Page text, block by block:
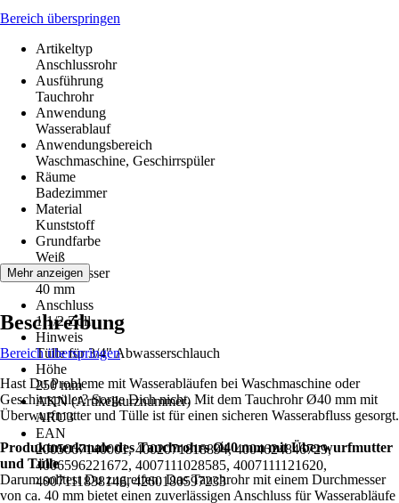
Bereich überspringen
Artikeltyp
Anschlussrohr
Ausführung
Tauchrohr
Anwendung
Wasserablauf
Anwendungsbereich
Waschmaschine, Geschirrspüler
Räume
Badezimmer
Material
Kunststoff
Grundfarbe
Weiß
Durchmesser
40 mm
Anschluss
1 1/2 Zoll
Hinweis
Tülle für 3/4" Abwasserschlauch
Höhe
250 mm
AKN (Artikelkurznummer)
ARU3
EAN
2005067140001, 4002071818894, 4004624846729,
4006596221672, 4007111028585, 4007111121620,
4007111838146, 4260180597233
Mehr anzeigen
Beschreibung
Bereich überspringen
Hast Du Probleme mit Wasserabläufen bei Waschmaschine oder
Geschirrspüler? Sorge Dich nicht. Mit dem Tauchrohr Ø40 mm mit
Überwurfmutter und Tülle ist für einen sicheren Wasserabfluss gesorgt.
Produktmerkmale des Tauchrohrs Ø40 mm mit Überwurfmutter
und Tülle
Darum solltest Du zugreifen: Das Tauchrohr mit einem Durchmesser
von ca. 40 mm bietet einen zuverlässigen Anschluss für Wasserabläufe